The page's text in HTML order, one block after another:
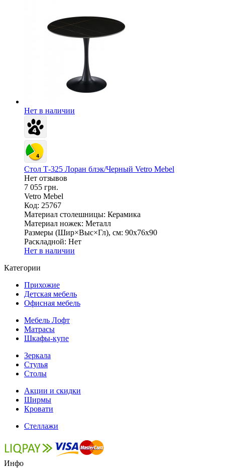
Нет в наличии
Стол Т-325 Лоран блэк/Черный Vetro Mebel
Нет отзывов
7 055 грн.
Vetro Mebel
Код: 25767
Материал столешницы: Керамика
Материал ножек: Металл
Размеры (Шир×Выс×Гл), см: 90х76х90
Раскладной: Нет
Нет в наличии
Категории
Прихожие
Детская мебель
Офисная мебель
Мебель Лофт
Матрасы
Шкафы-купе
Зеркала
Стулья
Столы
Акции и скидки
Ширмы
Кровати
Стеллажи
Инфо